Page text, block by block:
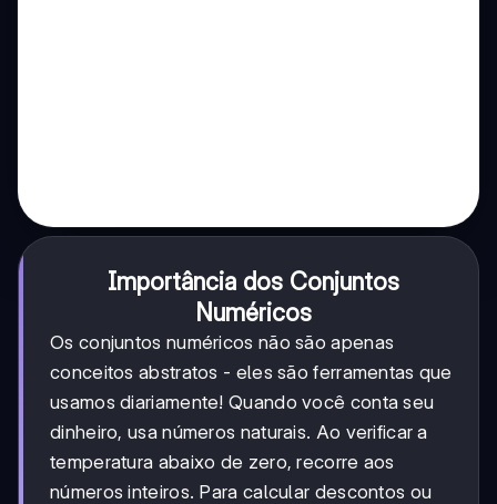
Importância dos Conjuntos
Numéricos
Os conjuntos numéricos não são apenas
conceitos abstratos - eles são ferramentas que
usamos diariamente! Quando você conta seu
dinheiro, usa números naturais. Ao verificar a
temperatura abaixo de zero, recorre aos
números inteiros. Para calcular descontos ou